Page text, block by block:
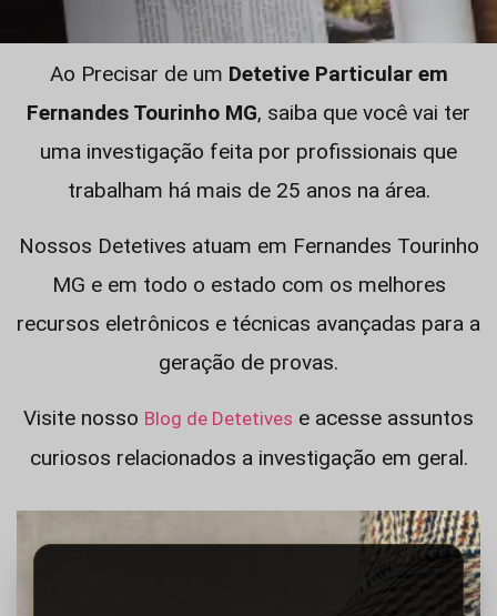
Ao Precisar de um Detetive Particular em
Fernandes Tourinho MG, saiba que você vai ter
uma investigação feita por profissionais que
trabalham há mais de 25 anos na área.
Nossos Detetives atuam em Fernandes Tourinho
MG e em todo o estado com os melhores
recursos eletrônicos e técnicas avançadas para a
geração de provas.
Visite nosso Blog de Detetives e acesse assuntos
curiosos relacionados a investigação em geral.